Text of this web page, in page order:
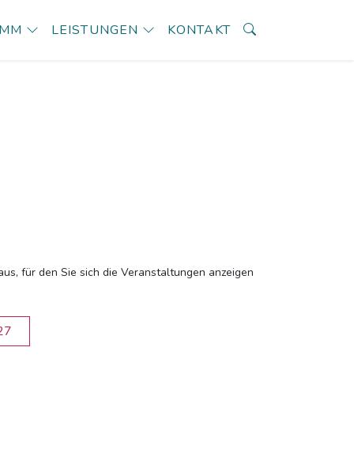
LEISTUNGEN KONTAKT
für den Sie sich die Veranstaltungen anzeigen